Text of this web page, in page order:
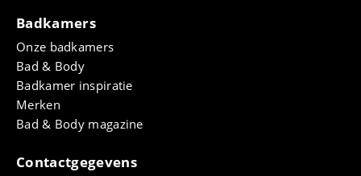
Badkamers
Onze badkamers
Bad & Body
Badkamer inspiratie
Merken
Bad & Body magazine
Contactgegevens